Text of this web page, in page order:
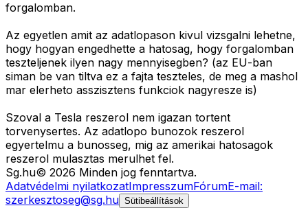
forgalomban.
Az egyetlen amit az adatlopason kivul vizsgalni lehetne,
hogy hogyan engedhette a hatosag, hogy forgalomban
teszteljenek ilyen nagy mennyisegben? (az EU-ban
siman be van tiltva ez a fajta teszteles, de meg a mashol
mar elerheto asszisztens funkciok nagyresze is)
Szoval a Tesla reszerol nem igazan tortent
torvenysertes. Az adatlopo bunozok reszerol
egyertelmu a bunosseg, mig az amerikai hatosagok
reszerol mulasztas merulhet fel.
Sg.hu© 2026 Minden jog fenntartva.
Adatvédelmi nyilatkozatImpresszumFórumE-mail:
szerkesztoseg@sg.hu Sütibeállítások